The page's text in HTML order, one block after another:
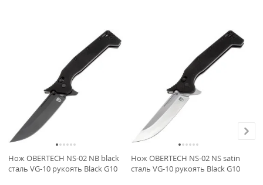
Нож OBERTECH NS-02 NB black
сталь VG-10 рукоять Black G10
Нож OBERTECH NS-02 NS satin
сталь VG-10 рукоять Black G10